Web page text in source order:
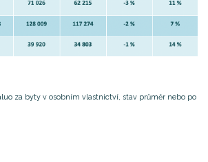
za byty v osobním vlastnictví, stav průměr nebo po